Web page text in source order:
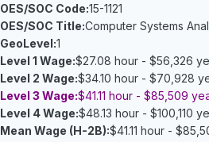
OES/SOC Code:15-1121
OES/SOC Title:Computer Systems
GeoLevel:1
Level 1 Wage:$27.08 hour - $56,326
Level 2 Wage:$34.10 hour - $70,928
Level 3 Wage:$41.11 hour - $85,509
Level 4 Wage:$48.13 hour - $100,110
Mean Wage (H-2B):$41.11 hour -